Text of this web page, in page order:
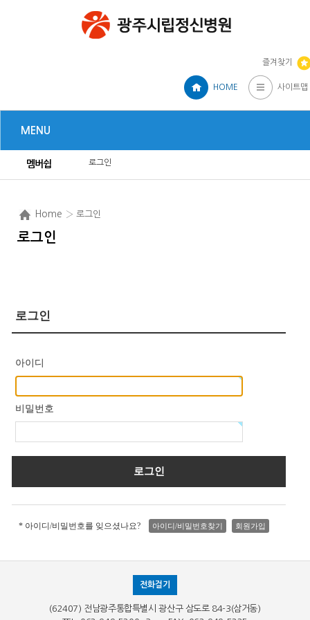
즐겨찾기
HOME 사이트맵
MENU
멤버쉽 로그인
Home › 로그인
로그인
로그인
아이디
비밀번호
* 아이디/비밀번호를 잊으셨나요? 아이디/비밀번호찾기 회원가입
전화걸기
(62407) 전남광주통합특별시 광산구 삼도로 84-3(삼거동)